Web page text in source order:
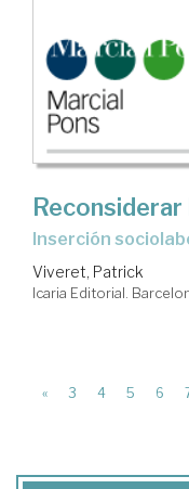
Reconsiderar
inserción
Viveret, Patrick
Icaria Editorial.
« 3 4 5 6